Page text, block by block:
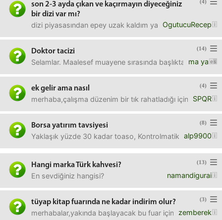
(4)
son 2-3 ayda çıkan ve kaçırmayın diyeceğiniz
bir dizi var mı?
OgutucuRecep
dizi piyasasından epey uzak kaldım ya.bilimkurgu,
(14)
Doktor tacizi
ma ya
Selamlar. Maalesef muayene sırasında başlıktaki gibi
(4)
ek gelir ama nasıl
SPQR
merhaba,çalışma düzenim bir tık rahatladığı için günde
(8)
Borsa yatırım tavsiyesi
alp9900
Yaklaşık yüzde 30 kadar toaso, Kontrolmatik, kale
(13)
Hangi marka Türk kahvesi?
namandigurai
En sevdiğiniz hangisi?
(3)
tüyap kitap fuarında ne kadar indirim olur?
zemberek
merhabalar,yakında başlayacak bu fuar için sözlüğü